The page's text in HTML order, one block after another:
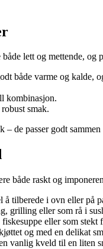
lett og mettende, og
både varme og kalde,
kombinasjon.
smak.
de passer godt
både raskt og
tilberede i ovn eller på
grilling eller som rå i
eller som stekt
og med en delikat
vanlig kveld til en liten